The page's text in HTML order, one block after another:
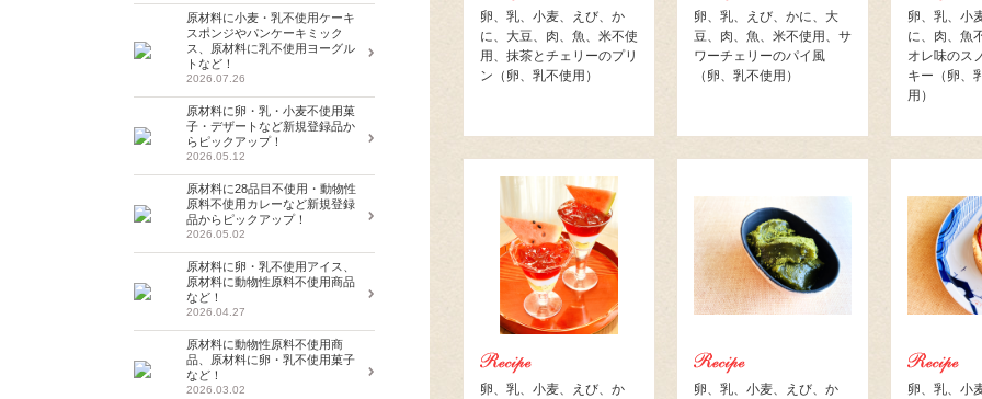
卵、乳、小麦、えび、か
に、大豆、肉、魚、米不使
用、抹茶とチェリーのプリ
ン（卵、乳不使用）
卵、乳、えび、かに、大
豆、肉、魚、米不使用、サ
ワーチェリーのパイ風
（卵、乳不使用）
卵、乳、小
に、肉、魚
オレ味のス
キー（卵、
用）
卵、乳、小麦、えび、か
卵、乳、小麦、えび、か
卵、乳、小
原材料に小麦・乳不使用ケーキ
スポンジやパンケーキミック
ス、原材料に乳不使用ヨーグル
トなど！
2026.07.26
原材料に卵・乳・小麦不使用菓
子・デザートなど新規登録品か
らピックアップ！
2026.05.12
原材料に28品目不使用・動物性
原料不使用カレーなど新規登録
品からピックアップ！
2026.05.02
原材料に卵・乳不使用アイス、
原材料に動物性原料不使用商品
など！
2026.04.27
原材料に動物性原料不使用商
品、原材料に卵・乳不使用菓子
など！
2026.03.02